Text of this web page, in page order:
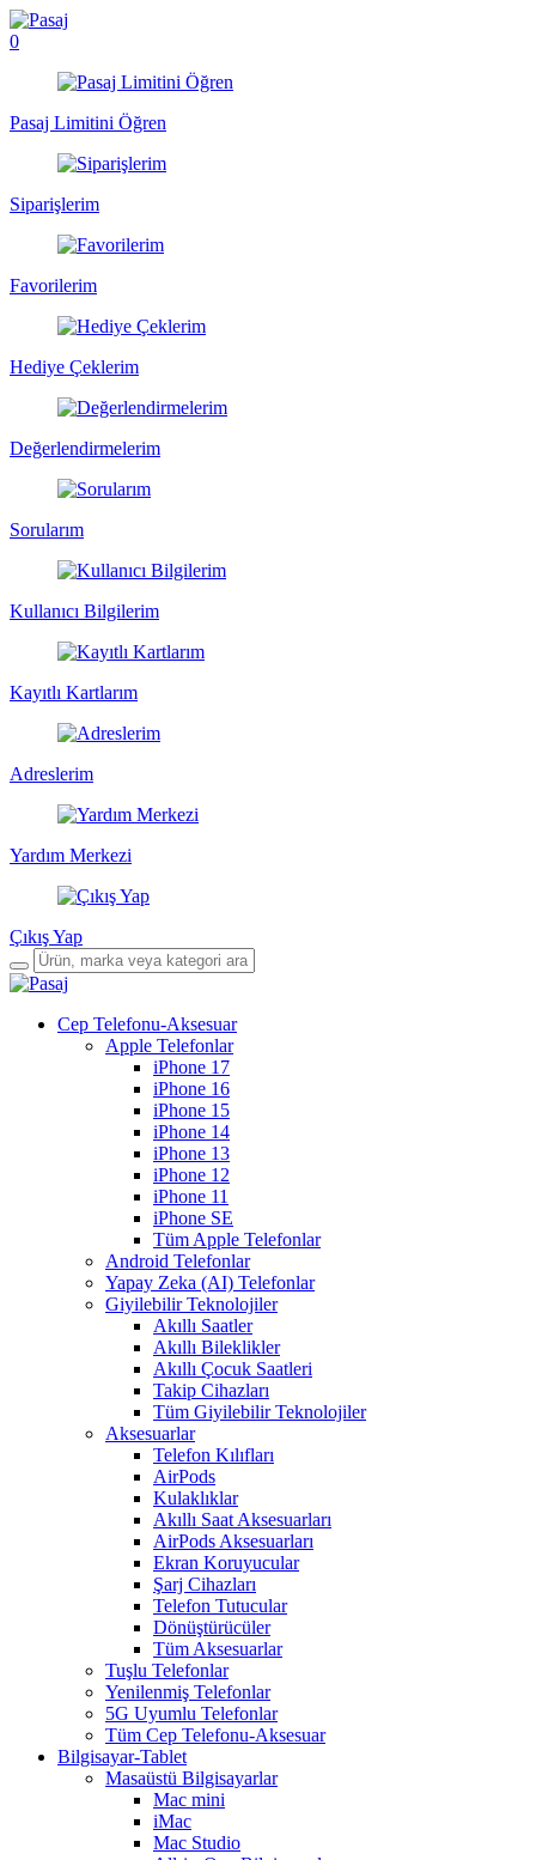
0
Pasaj Limitini Öğren
Siparişlerim
Favorilerim
Hediye Çeklerim
Değerlendirmelerim
Sorularım
Kullanıcı Bilgilerim
Kayıtlı Kartlarım
Adreslerim
Yardım Merkezi
Çıkış Yap
Cep Telefonu-Aksesuar
Apple Telefonlar
iPhone 17
iPhone 16
iPhone 15
iPhone 14
iPhone 13
iPhone 12
iPhone 11
iPhone SE
Tüm Apple Telefonlar
Android Telefonlar
Yapay Zeka (AI) Telefonlar
Giyilebilir Teknolojiler
Akıllı Saatler
Akıllı Bileklikler
Akıllı Çocuk Saatleri
Takip Cihazları
Tüm Giyilebilir Teknolojiler
Aksesuarlar
Telefon Kılıfları
AirPods
Kulaklıklar
Akıllı Saat Aksesuarları
AirPods Aksesuarları
Ekran Koruyucular
Şarj Cihazları
Telefon Tutucular
Dönüştürücüler
Tüm Aksesuarlar
Tuşlu Telefonlar
Yenilenmiş Telefonlar
5G Uyumlu Telefonlar
Tüm Cep Telefonu-Aksesuar
Bilgisayar-Tablet
Masaüstü Bilgisayarlar
Mac mini
iMac
Mac Studio